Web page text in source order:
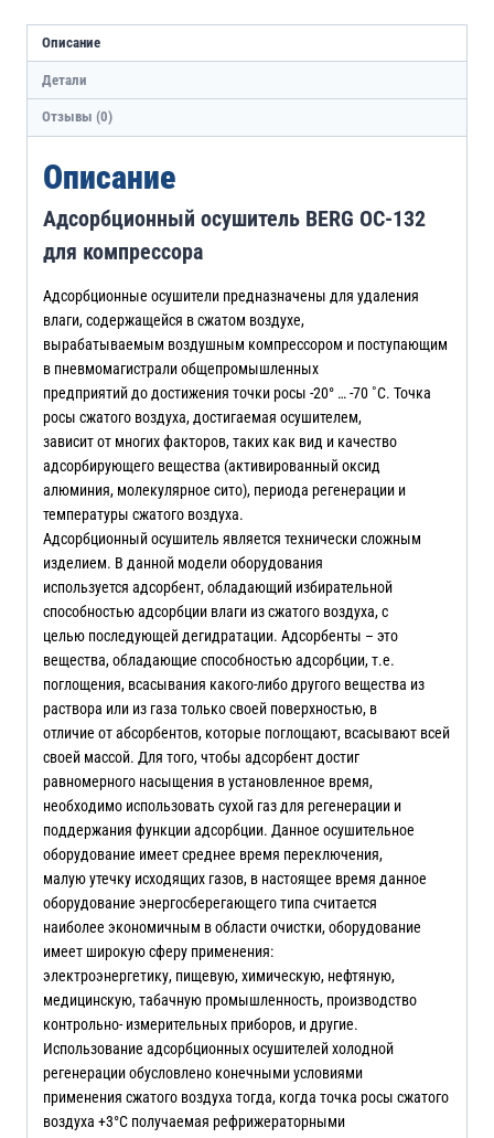
Описание
Детали
Отзывы (0)
Описание
Адсорбционный осушитель BERG ОС-132
для компрессора
Адсорбционные осушители предназначены для удаления
влаги, содержащейся в сжатом воздухе,
вырабатываемым воздушным компрессором и поступающим
в пневмомагистрали общепромышленных
предприятий до достижения точки росы -20° … -70 ˚С. Точка
росы сжатого воздуха, достигаемая осушителем,
зависит от многих факторов, таких как вид и качество
адсорбирующего вещества (активированный оксид
алюминия, молекулярное сито), периода регенерации и
температуры сжатого воздуха.
Адсорбционный осушитель является технически сложным
изделием. В данной модели оборудования
используется адсорбент, обладающий избирательной
способностью адсорбции влаги из сжатого воздуха, с
целью последующей дегидратации. Адсорбенты – это
вещества, обладающие способностью адсорбции, т.е.
поглощения, всасывания какого-либо другого вещества из
раствора или из газа только своей поверхностью, в
отличие от абсорбентов, которые поглощают, всасывают всей
своей массой. Для того, чтобы адсорбент достиг
равномерного насыщения в установленное время,
необходимо использовать сухой газ для регенерации и
поддержания функции адсорбции. Данное осушительное
оборудование имеет среднее время переключения,
малую утечку исходящих газов, в настоящее время данное
оборудование энергосберегающего типа считается
наиболее экономичным в области очистки, оборудование
имеет широкую сферу применения:
электроэнергетику, пищевую, химическую, нефтяную,
медицинскую, табачную промышленность, производство
контрольно- измерительных приборов, и другие.
Использование адсорбционных осушителей холодной
регенерации обусловлено конечными условиями
применения сжатого воздуха тогда, когда точка росы сжатого
воздуха +3°C получаемая рефрижераторными